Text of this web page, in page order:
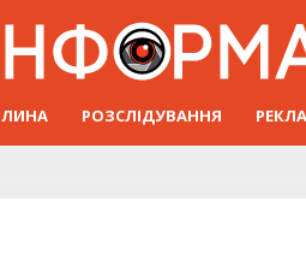
РОЗСЛІДУВАННЯ